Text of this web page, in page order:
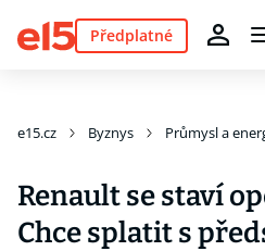
Předplatné
e15.cz Byznys Průmysl a
Renault se staví
Chce splatit s